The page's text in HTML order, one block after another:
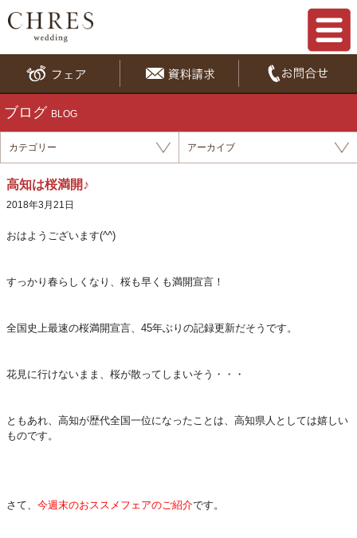
ブログ BLOG
カテゴリー アーカイブ
高知は桜満開♪
2018年3月21日
おはようございます(^^)
すっかり春らしくなり、桜も早くも満開宣言！
全国史上最速の桜満開宣言、45年ぶりの記録更新だそうです。
花見に行けないまま、桜が散ってしまいそう・・・
ともあれ、高知が歴代全国一位になったことは、高知県人としては嬉しい
ものです。
さて、 今週末のおススメフェアのご紹介です。